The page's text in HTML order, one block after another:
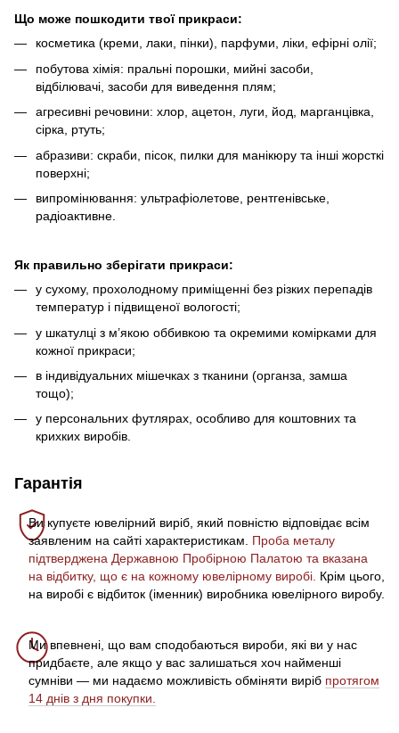
Що може пошкодити твої прикраси:
косметика (креми, лаки, пінки), парфуми, ліки, ефірні олії;
побутова хімія: пральні порошки, мийні засоби,
відбілювачі, засоби для виведення плям;
агресивні речовини: хлор, ацетон, луги, йод, марганцівка,
сірка, ртуть;
абразиви: скраби, пісок, пилки для манікюру та інші жорсткі
поверхні;
випромінювання: ультрафіолетове, рентгенівське,
радіоактивне.
Як правильно зберігати прикраси:
у сухому, прохолодному приміщенні без різких перепадів
температур і підвищеної вологості;
у шкатулці з м’якою оббивкою та окремими комірками для
кожної прикраси;
в індивідуальних мішечках з тканини (органза, замша
тощо);
у персональних футлярах, особливо для коштовних та
крихких виробів.
Гарантія
Ви купуєте ювелірний виріб, який повністю відповідає всім
заявленим на сайті характеристикам. Проба металу
підтверджена Державною Пробірною Палатою та вказана
на відбитку, що є на кожному ювелірному виробі. Крім цього,
на виробі є відбиток (іменник) виробника ювелірного виробу.
Ми впевнені, що вам сподобаються вироби, які ви у нас
придбаєте, але якщо у вас залишаться хоч найменші
сумніви — ми надаємо можливість обміняти виріб протягом
14 днів з дня покупки.